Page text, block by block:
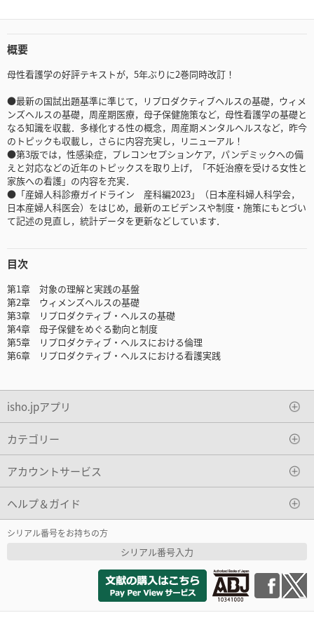
概要
母性看護学の好評テキストが，5年ぶりに2巻同時改訂！
●最新の国試出題基準に準じて，リプロダクティブヘルスの基礎，ウィメ
ンズヘルスの基礎，周産期医療，母子保健施策など，母性看護学の基礎と
なる知識を収載．多様化する性の概念，周産期メンタルヘルスなど，昨今
のトピックも収載し，さらに内容充実し，リニューアル！
●第3版では，性感染症，プレコンセプションケア，パンデミックへの備
えと対応などの近年のトピックスを取り上げ，「不妊治療を受ける女性と
家族への看護」の内容を充実．
●「産婦人科診療ガイドライン 産科編2023」（日本産科婦人科学会，
日本産婦人科医会）をはじめ，最新のエビデンスや制度・施策にもとづい
て記述の見直し，統計データを更新などしています．
目次
第1章 対象の理解と実践の基盤
第2章 ウィメンズヘルスの基礎
第3章 リプロダクティブ・ヘルスの基礎
第4章 母子保健をめぐる動向と制度
第5章 リプロダクティブ・ヘルスにおける倫理
第6章 リプロダクティブ・ヘルスにおける看護実践
isho.jpアプリ
カテゴリー
アカウントサービス
ヘルプ＆ガイド
シリアル番号をお持ちの方
シリアル番号入力